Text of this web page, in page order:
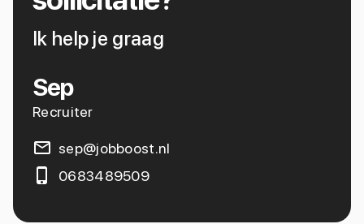
Ik help je graag
Sep
Recruiter
sep@jobboost.nl
0683489509